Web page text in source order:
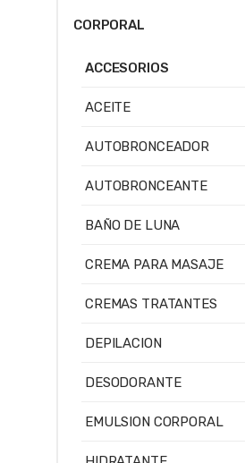
CORPORAL
ACCESORIOS
ACEITE
AUTOBRONCEADOR
AUTOBRONCEANTE
BAÑO DE LUNA
CREMA PARA MASAJE
CREMAS TRATANTES
DEPILACION
DESODORANTE
EMULSION CORPORAL